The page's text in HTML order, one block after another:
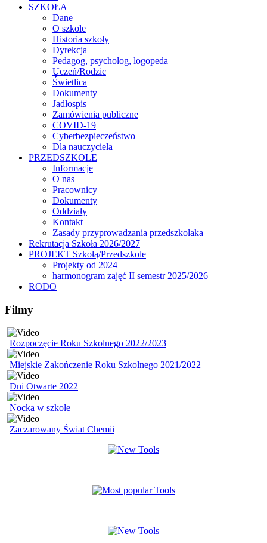
SZKOŁA
Dane
O szkole
Historia szkoły
Dyrekcja
Pedagog, psycholog, logopeda
Uczeń/Rodzic
Świetlica
Dokumenty
Jadłospis
Zamówienia publiczne
COVID-19
Cyberbezpieczeństwo
Dla nauczyciela
PRZEDSZKOLE
Informacje
O nas
Pracownicy
Dokumenty
Oddziały
Kontakt
Zasady przyprowadzania przedszkolaka
Rekrutacja Szkoła 2026/2027
PROJEKT Szkołą/Przedszkole
Projekty od 2024
harmonogram zajęć II semestr 2025/2026
RODO
Filmy
Rozpoczęcie Roku Szkolnego 2022/2023
Miejskie Zakończenie Roku Szkolnego 2021/2022
Dni Otwarte 2022
Nocka w szkole
Zaczarowany Świat Chemii